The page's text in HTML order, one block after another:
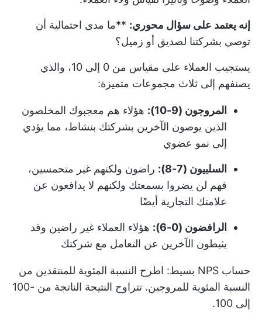
إنه يعتمد على سؤال محوري: **ما مدى احتمالية أن
توصي بشركتنا لصديق أو زميل؟
يستجيب العملاء على مقياس من 0 إلى 10، والذي
يصنفهم إلى ثلاث مجموعات متميزة:
المروجون (9-10):
هؤلاء هم معجبوك المخلصون
الذين يوصون الآخرين بشركتك بنشاط، مما يؤدي
إلى نمو عضوي
السلبيون (7-8):
راضون ولكنهم غير متحمسين،
فهم لن يضروا بسمعتك ولكنهم لا يدافعون عن
علامتك التجارية أيضًا
الرافضون (0-6):
هؤلاء العملاء غير راضين وقد
يثبطون الآخرين عن التعامل مع شركتك
حساب NPS بسيط: اطرح النسبة المئوية للمنتقدين من
النسبة المئوية للمروجين. تتراوح النتيجة الناتجة من -100
إلى 100.